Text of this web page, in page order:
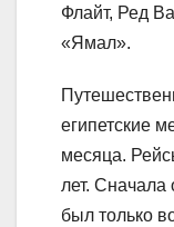
Флайт, Ред
«Ямал».
египетские
месяца.
лет. Сначала
был только